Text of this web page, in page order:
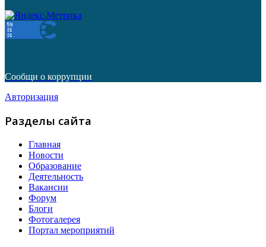
Сообщи о коррупции
Авторизация
Разделы сайта
Главная
Новости
Образование
Деятельность
Вакансии
Форум
Блоги
Фотогалерея
Портал мероприятий